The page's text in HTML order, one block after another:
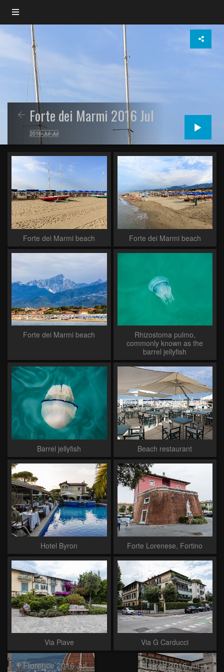
Forte dei Marmi 2016 Jul
2016-Jul-Jul
Forte dei Marmi beach Forte dei Marmi beach
Forte dei Marmi beach
Rhizostoma pulmo,
commonly known as the
barrel jellyfish
Barrel jellyfish Beach restaurant
Hotel Byron Forte Lorenese, Fortino
Via Piave Via G Carducci
Florence 2016 Jul Lucca 2016 Jul